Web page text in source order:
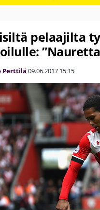
pelaajilta
Perttilä 09.06.2017 15:15